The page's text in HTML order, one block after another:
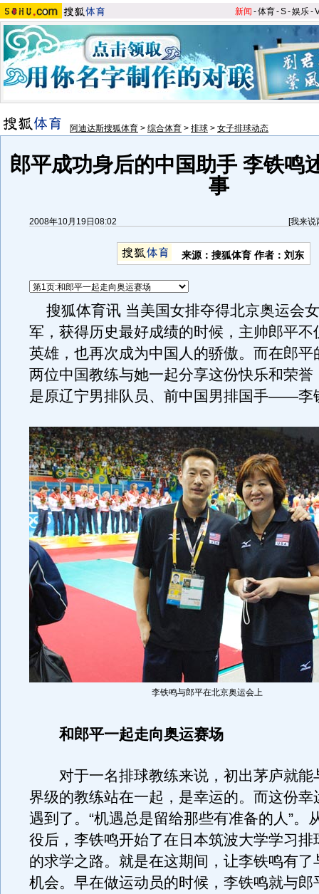
新闻 -体育-S-娱乐-
阿迪达斯搜狐体育 > 综合体育 > 排球 > 女子排球动态
郎平成功身后的中国助手 李铁鸣
事
2008年10月19日08:02 [我来说
来源：搜狐体育 作者：刘东
搜狐体育讯 当美国女排夺得北京奥运会
军，获得历史最好成绩的时候，主帅郎平不
英雄，也再次成为中国人的骄傲。而在郎平
两位中国教练与她一起分享这份快乐和荣誉
是原辽宁男排队员、前中国男排国手——李
李铁鸣与郎平在北京奥运会上
和郎平一起走向奥运赛场
对于一名排球教练来说，初出茅庐就能
界级的教练站在一起，是幸运的。而这份幸
遇到了。“机遇总是留给那些有准备的人”。
役后，李铁鸣开始了在日本筑波大学学习排
的求学之路。就是在这期间，让李铁鸣有了
机会。早在做运动员的时候，李铁鸣就与郎